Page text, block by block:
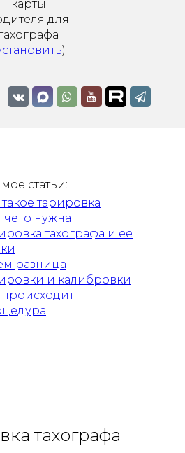
карты
для
)
статьи:
тарировка​​​​​​​
чего нужна
тахографа и ее
разница
и калибровки
происходит
тахографа